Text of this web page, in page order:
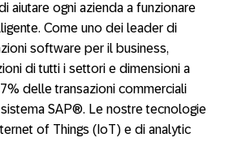
aiutare ogni azienda a funzionare
Come uno dei leader di
software per il business,
di tutti i settori e dimensioni a
delle transazioni commerciali
SAP®. Le nostre tecnologie
of Things (IoT) e di analytic